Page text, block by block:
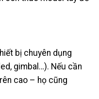
bị chuyên dụng
gimbal…). Nếu cần
cao – họ cũng